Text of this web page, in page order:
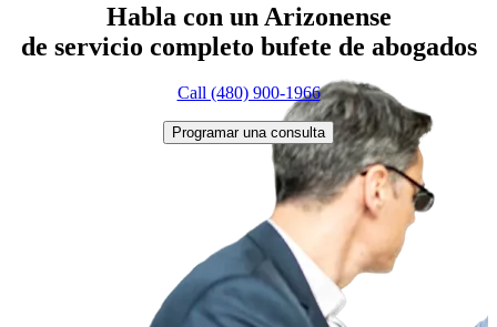
Habla con un Arizonense
de servicio completo bufete de abogados
Call (480) 900-1966
Programar una consulta